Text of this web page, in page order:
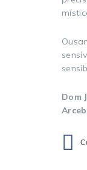
Dom